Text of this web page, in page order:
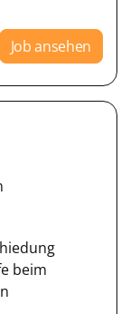
Job ansehen
beim